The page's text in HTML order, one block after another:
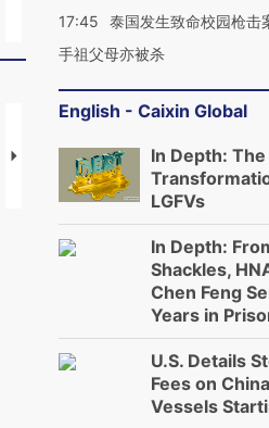
度Z世代 用街
育部长拱下台
【推广】走进第四届链博
会，让数智科技“链”接产
【特别呈现】
有意思的生活
17:45
泰国发生致命校园枪击
手祖父母亦被杀
English - Caixin Global
In Depth:
LGFVs
In Depth:
Shackles,
Chen Feng
Years in
U.S. Details
Fees on
Vessels